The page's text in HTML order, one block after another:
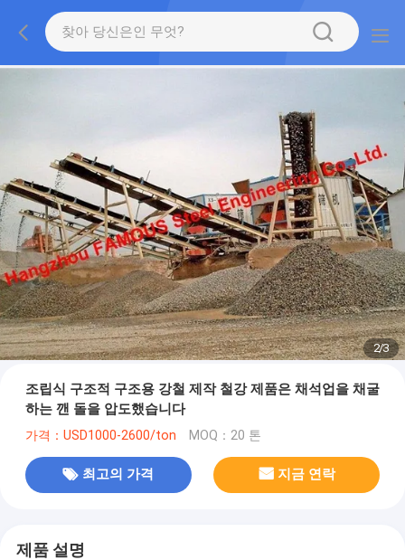
2/3
조립식 구조적 구조용 강철 제작 철강 제품은 채석업을 채굴
하는 깬 돌을 압도했습니다
가격：USD1000-2600/ton MOQ：20 톤
최고의 가격 지금 연락
제품 설명